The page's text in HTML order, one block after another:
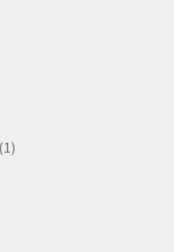
11